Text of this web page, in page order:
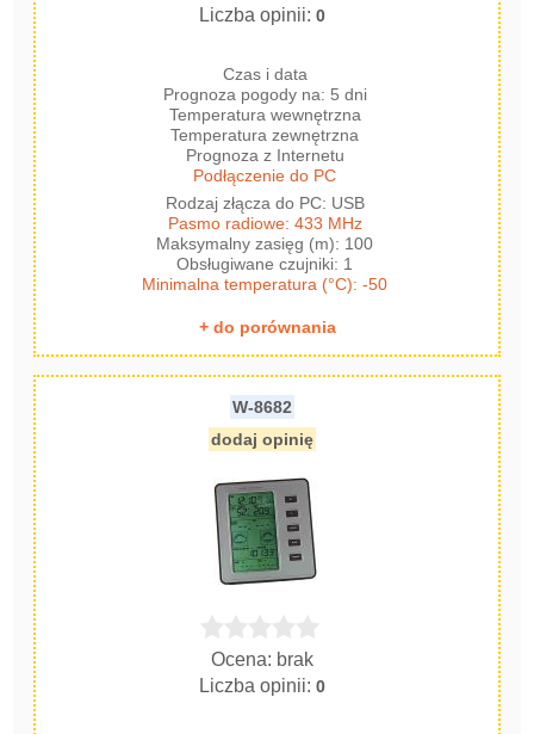
Liczba opinii:0
Czas i data
Prognoza pogody na: 5 dni
Temperatura wewnętrzna
Temperatura zewnętrzna
Prognoza z Internetu
Podłączenie do PC
Rodzaj złącza do PC: USB
Pasmo radiowe: 433 MHz
Maksymalny zasięg (m): 100
Obsługiwane czujniki: 1
Minimalna temperatura (°C): -50
+ do porównania
W-8682
dodaj opinię
Ocena: brak
Liczba opinii:0